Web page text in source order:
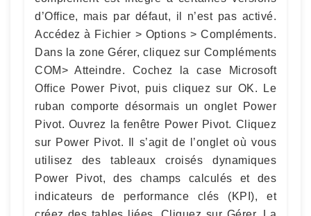
d’Office, mais par défaut, il n’est pas activé.
Accédez à Fichier > Options > Compléments.
Dans la zone Gérer, cliquez sur Compléments
COM> Atteindre. Cochez la case Microsoft
Office Power Pivot, puis cliquez sur OK. Le
ruban comporte désormais un onglet Power
Pivot. Ouvrez la fenêtre Power Pivot. Cliquez
sur Power Pivot. Il s’agit de l’onglet où vous
utilisez des tableaux croisés dynamiques
Power Pivot, des champs calculés et des
indicateurs de performance clés (KPI), et